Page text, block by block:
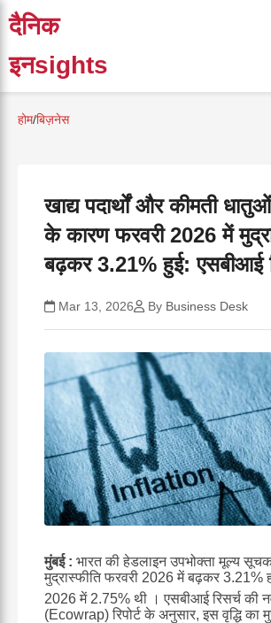
दैनिक
इनsights
होम/बिज़नेस
खाद्य पदार्थों और कीमती
के कारण फरवरी 2026 में
बढ़कर 3.21% हुई: एसबीआई
Mar 13, 2026 By Business Desk
मुंबई : भारत की हेडलाइन उपभोक्ता मूल्य
मुद्रास्फीति फरवरी 2026 में बढ़कर 3.21%
2026 में 2.75% थी ।एसबीआई रिसर्च की
(Ecowrap) रिपोर्ट के अनुसार, इस वृद्धि का